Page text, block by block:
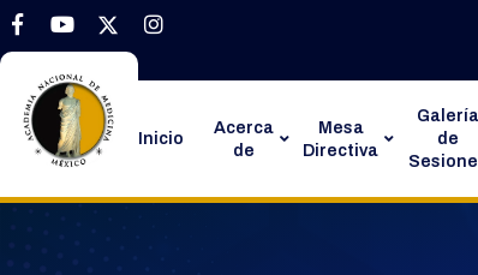
Inicio
Acerca
de
Mesa
Directiva
Galería
de